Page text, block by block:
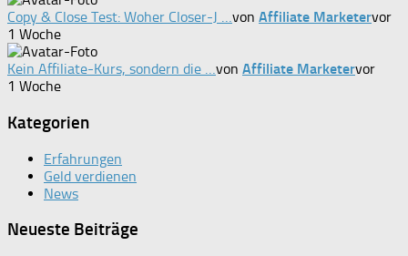
Copy & Close Test: Woher Closer-J …von Affiliate Marketervor
1 Woche
Kein Affiliate-Kurs, sondern die …von Affiliate Marketervor
1 Woche
Kategorien
Erfahrungen
Geld verdienen
News
Neueste Beiträge